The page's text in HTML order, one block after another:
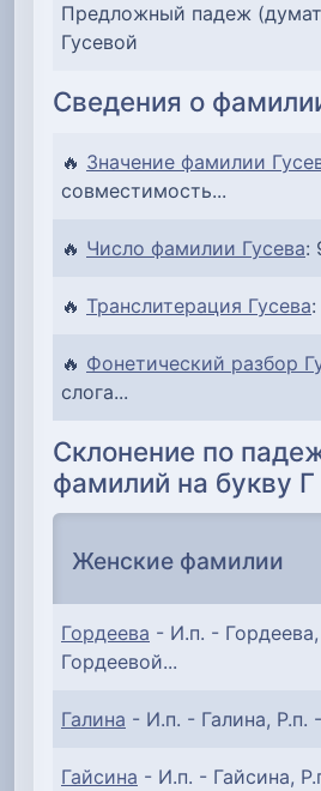
Предложный падеж
Гусевой
Сведения о
🔥 Значение фамилии
совместимость...
🔥 Число фамилии Гусева:
🔥 Транслитерация Гусева
🔥 Фонетический разбор
слога...
Склонение по
фамилий на букву Г
Женские фамилии
Гордеева - И.п. -
Гордеевой...
Галина - И.п. - Галина, Р.п.
Гайсина - И.п. - Гайсина,